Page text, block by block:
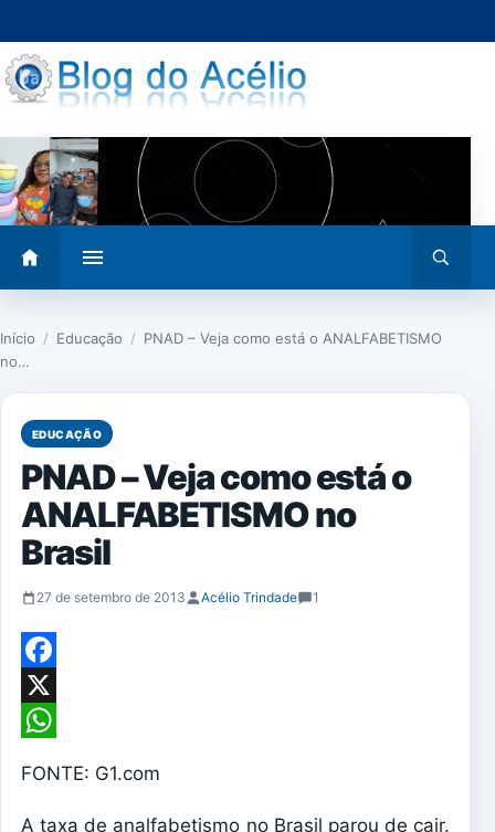
para
o
conteúdo
menu
busca
Início / Educação / PNAD – Veja como está o ANALFABETISMO
no…
EDUCAÇÃO
PNAD – Veja como está o
ANALFABETISMO no
Brasil
27 de setembro de 2013 Acélio Trindade 1
Facebook
X
FONTE: G1.com
A taxa de analfabetismo no Brasil parou de cair.